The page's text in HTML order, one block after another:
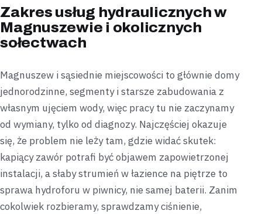
Zakres usług hydraulicznych w
Magnuszewie i okolicznych
sołectwach
Magnuszew i sąsiednie miejscowości to głównie domy
jednorodzinne, segmenty i starsze zabudowania z
własnym ujęciem wody, więc pracy tu nie zaczynamy
od wymiany, tylko od diagnozy. Najczęściej okazuje
się, że problem nie leży tam, gdzie widać skutek:
kapiący zawór potrafi być objawem zapowietrzonej
instalacji, a słaby strumień w łazience na piętrze to
sprawa hydroforu w piwnicy, nie samej baterii. Zanim
cokolwiek rozbieramy, sprawdzamy ciśnienie,